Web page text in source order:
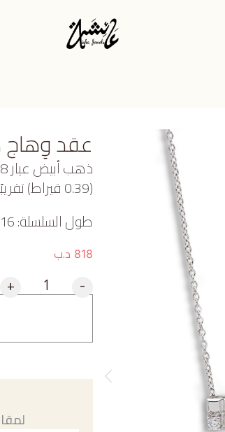
عقد وِهاج
(0.39 قيراط) تقريبًا.
طول السلسلة: 16″
818 د.ب
-
+